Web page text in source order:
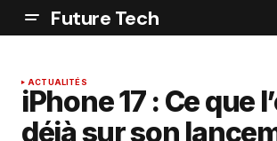
Future Tech
ACTUALITÉS
iPhone 17 : Ce que
déjà sur son